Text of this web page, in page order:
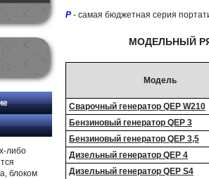
либо
блоком
P - самая бюджетная серия
МОДЕЛЬНЫЙ
Модель
Сварочный генератор QEP W210
Бензиновый генератор QEP 3
Бензиновый генератор QEP 3,5
Дизельный генератор QEP 4
Дизельный генератор QEP S4